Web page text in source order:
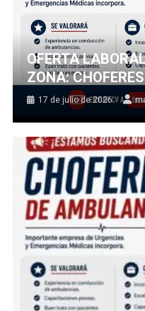
OFERTA
ZONA:
17 de julio de 2026